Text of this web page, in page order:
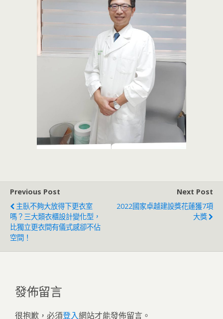
Previous Post
主臥不夠大放得下更衣室
嗎？三大類衣櫃設計變化型，
比獨立更衣間有儀式感卻不佔
空間！
Next Post
2022國家卓越建設獎花蓮獲7項
大獎
發佈留言
很抱歉，必須登入網站才能發佈留言。